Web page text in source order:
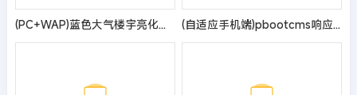
(PC+WAP)蓝色大气楼宇亮化工程pbootcms网站模板 照明工程公司网站源码 (自适应手机端)pbootcms响应式旅游公司网站模板 蓝色宽屏旅行社网站源码